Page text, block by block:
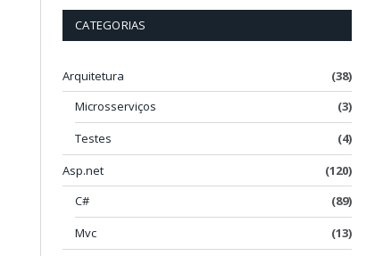
CATEGORIAS
Arquitetura
(38)
Microsserviços
(3)
Testes
(4)
Asp.net
(120)
C#
(89)
Mvc
(13)